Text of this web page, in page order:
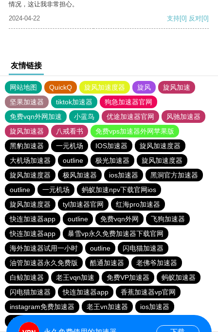
情况，这让我非常担心。
2024-04-22
支持[0] 反对[0]
友情链接
网站地图 QuickQ 旋风加速度器 旋风
旋风加速
坚果加速器
tiktok加速器
狗急加速器官网
免费vqn外网加速
小蓝鸟 优途加速器官网
风驰加速器
旋风加速器
八戒看书
免费vps加速器外网苹果版
黑豹加速器
一元机场 IOS加速器
旋风加速度器
大机场加速器
outline 极光加速器
旋风加速度器
旋风加速度器
极风加速器 ios加速器
黑洞官方加速器
outline
一元机场
蚂蚁加速npv下载官网ios
旋风加速度器
tyl加速器官网
红海pro加速器
快连加速器app
outline 免费vqn外网
飞狗加速器
快连加速器app
暴雪vp永久免费加速器下载官网
海外加速器试用一小时
outline
闪电猫加速器
油管加速器永久免费版
酷通加速器
老佛爷加速器
白鲸加速器
老王vqn加速 免费VP加速器
蚂蚁加速器
闪电猫加速器
快连加速器app
香蕉加速器vp官网
instagram免费加速器
老王vn加速器
ios加速器
小猫咪ciash加速器